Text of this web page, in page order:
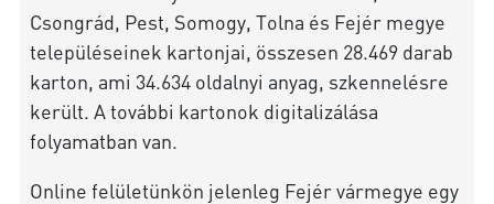
Csongrád, Pest, Somogy, Tolna és Fejér megye
településeinek kartonjai, összesen 28.469 darab
karton, ami 34.634 oldalnyi anyag, szkennelésre
került. A további kartonok digitalizálása
folyamatban van.
Online felületünkön jelenleg Fejér vármegye egy